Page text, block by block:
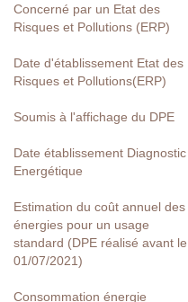
Concerné par un Etat des
Risques et Pollutions (ERP)
Date d'établissement Etat des
Risques et Pollutions(ERP)
Soumis à l'affichage du DPE
Date établissement Diagnostic
Energétique
Estimation du coût annuel des
énergies pour un usage
standard (DPE réalisé avant le
01/07/2021)
Consommation énergie